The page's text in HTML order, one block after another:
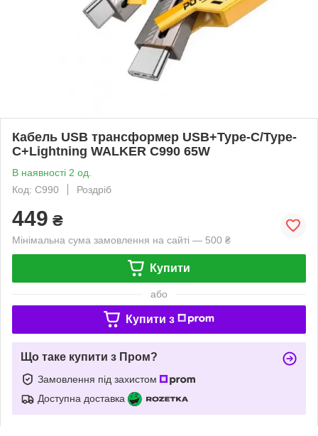
Кабель USB трансформер USB+Type-C/Type-
C+Lightning WALKER C990 65W
В наявності 2 од.
Код: C990
Роздріб
449 ₴
Мінімальна сума замовлення на сайті — 500 ₴
Купити
або
Купити з
Що таке купити з Пром?
Замовлення під захистом
Доступна доставка